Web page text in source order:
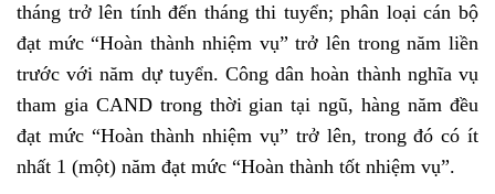
tháng trở lên tính đến tháng thi tuyển; phân loại cán bộ
đạt mức “Hoàn thành nhiệm vụ” trở lên trong năm liền
trước với năm dự tuyển. Công dân hoàn thành nghĩa vụ
tham gia CAND trong thời gian tại ngũ, hàng năm đều
đạt mức “Hoàn thành nhiệm vụ” trở lên, trong đó có ít
nhất 1 (một) năm đạt mức “Hoàn thành tốt nhiệm vụ”.